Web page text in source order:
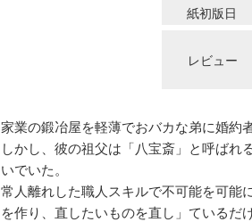
紙初版日
レビュー
家業の鍛冶屋を軽薄でおバカな弟に婚約
しかし、彼の祖父は「八宝斎」と呼ば
いでいた。
常人離れした職人スキルで不可能を可能
を作り、直したいものを直し」ている